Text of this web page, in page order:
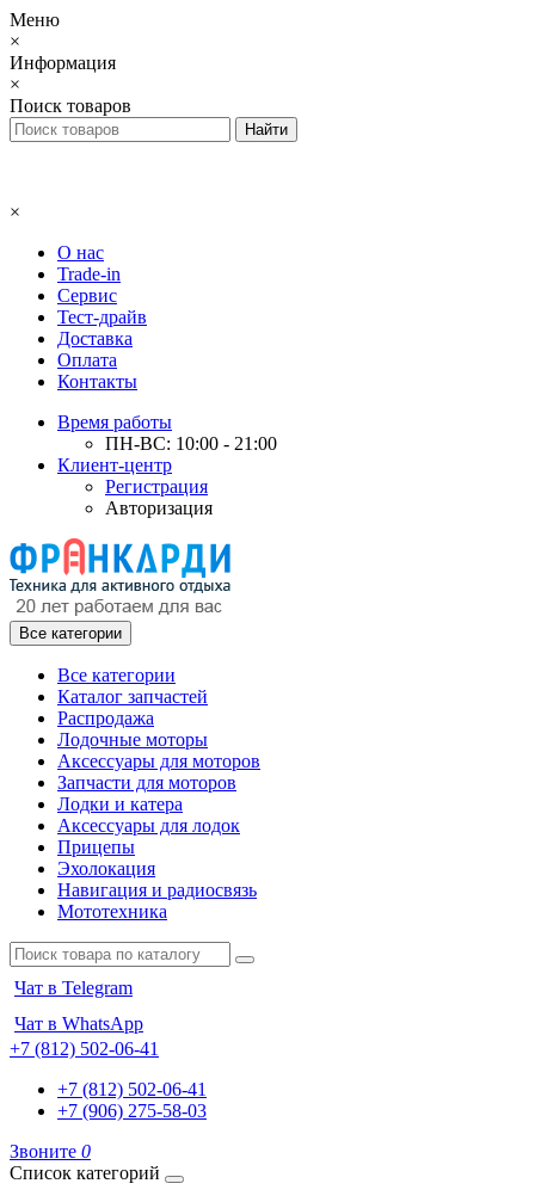
Меню
×
Информация
×
Поиск товаров
×
О нас
Trade-in
Сервис
Тест-драйв
Доставка
Оплата
Контакты
Время работы
ПН-ВС: 10:00 - 21:00
Клиент-центр
Регистрация
Авторизация
Все категории
Все категории
Каталог запчастей
Распродажа
Лодочные моторы
Аксессуары для моторов
Запчасти для моторов
Лодки и катера
Аксессуары для лодок
Прицепы
Эхолокация
Навигация и радиосвязь
Мототехника
Чат в Telegram
Чат в WhatsApp
+7 (812) 502-06-41
+7 (812) 502-06-41
+7 (906) 275-58-03
Звоните 0
Список категорий